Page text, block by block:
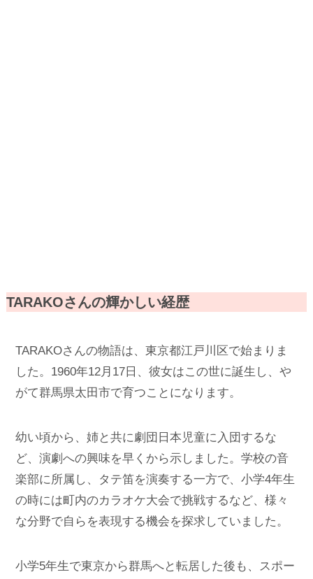
TARAKOさんの輝かしい経歴
TARAKOさんの物語は、東京都江戸川区で始まりま
した。1960年12月17日、彼女はこの世に誕生し、や
がて群馬県太田市で育つことになります。
幼い頃から、姉と共に劇団日本児童に入団するな
ど、演劇への興味を早くから示しました。学校の音
楽部に所属し、タテ笛を演奏する一方で、小学4年生
の時には町内のカラオケ大会で挑戦するなど、様々
な分野で自らを表現する機会を探求していました。
小学5年生で東京から群馬へと転居した後も、スポー